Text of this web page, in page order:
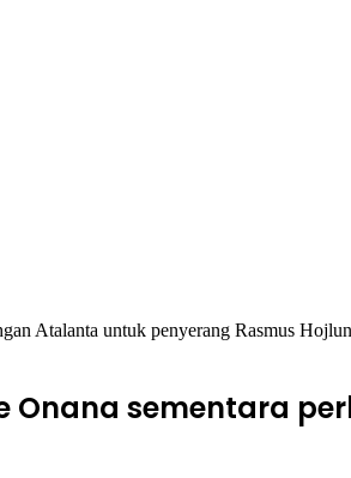
Atalanta untuk penyerang Rasmus
Onana sementara